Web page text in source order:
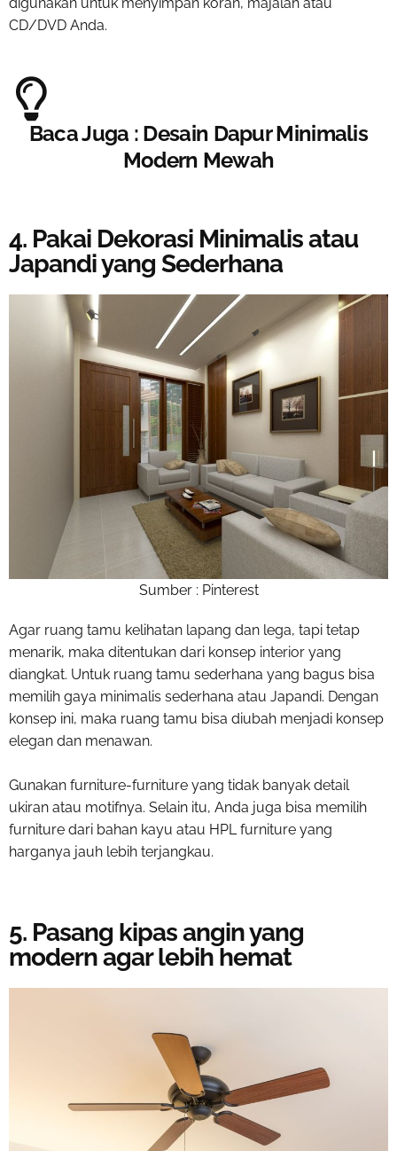
CD/DVD Anda.
Baca Juga : Desain Dapur Minimalis
Modern Mewah
4. Pakai Dekorasi Minimalis atau
Japandi yang Sederhana
Sumber : Pinterest
Agar ruang tamu kelihatan lapang dan lega, tapi tetap
menarik, maka ditentukan dari konsep interior yang
diangkat. Untuk ruang tamu sederhana yang bagus bisa
memilih gaya minimalis sederhana atau Japandi. Dengan
konsep ini, maka ruang tamu bisa diubah menjadi konsep
elegan dan menawan.
Gunakan furniture-furniture yang tidak banyak detail
ukiran atau motifnya. Selain itu, Anda juga bisa memilih
furniture dari bahan kayu atau HPL furniture yang
harganya jauh lebih terjangkau.
5. Pasang kipas angin yang
modern agar lebih hemat